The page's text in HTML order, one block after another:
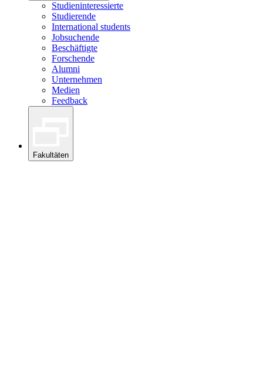
Studieninteressierte
Studierende
International students
Jobsuchende
Beschäftigte
Forschende
Alumni
Unternehmen
Medien
Feedback
Fakultäten